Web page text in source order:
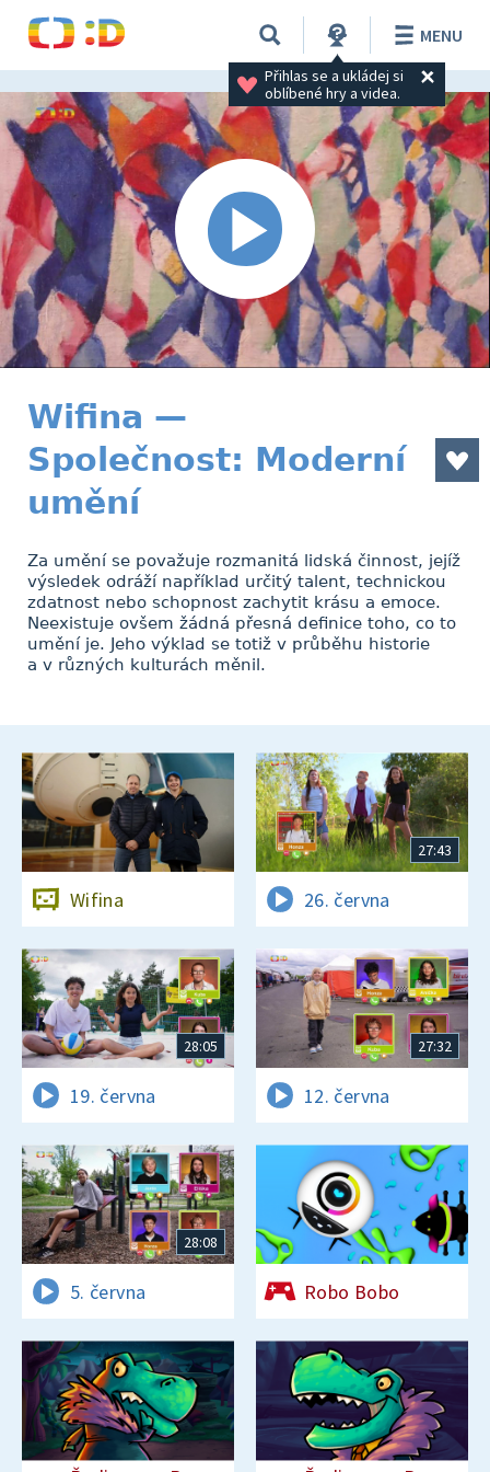
Přihlas se a ukládej si
oblíbené hry a videa.
MENU
Wifina —
Společnost: Moderní
umění
Za umění se považuje rozmanitá lidská činnost, jejíž
výsledek odráží například určitý talent, technickou
zdatnost nebo schopnost zachytit krásu a emoce.
Neexistuje ovšem žádná přesná definice toho, co to
umění je. Jeho výklad se totiž v průběhu historie
a v různých kulturách měnil.
Wifina
27:43
26. června
28:05
19. června
27:32
12. června
28:08
5. června Robo Bobo